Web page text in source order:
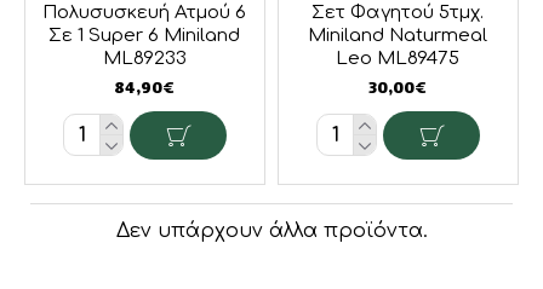
Πολυσυσκευή Ατμού 6
Σε 1 Super 6 Miniland
ML89233
84,90€
Σετ Φαγητού 5τμχ.
Miniland Naturmeal
Leo ML89475
30,00€
Δεν υπάρχουν άλλα προϊόντα.